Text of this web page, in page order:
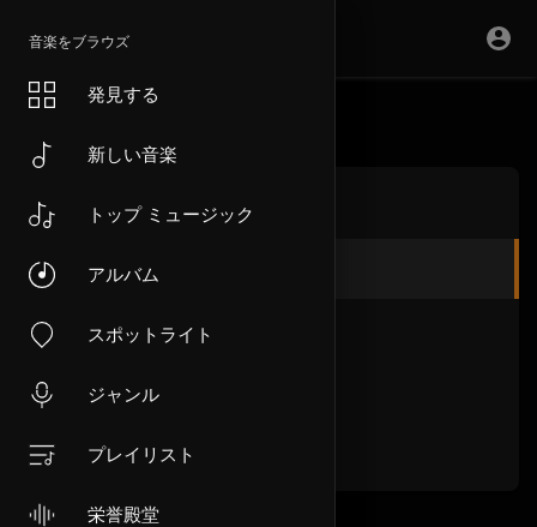
音楽をブラウズ
発見する
新しい音楽
トップ ミュージック
アルバム
スポットライト
ジャンル
プレイリスト
栄誉殿堂
私たちに関しては
条項
プライバシーポリシー
DMCA
よくある質問